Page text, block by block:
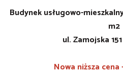
Budynek usługowo-
m2
ul. Zamojska
Nowa niższa cena